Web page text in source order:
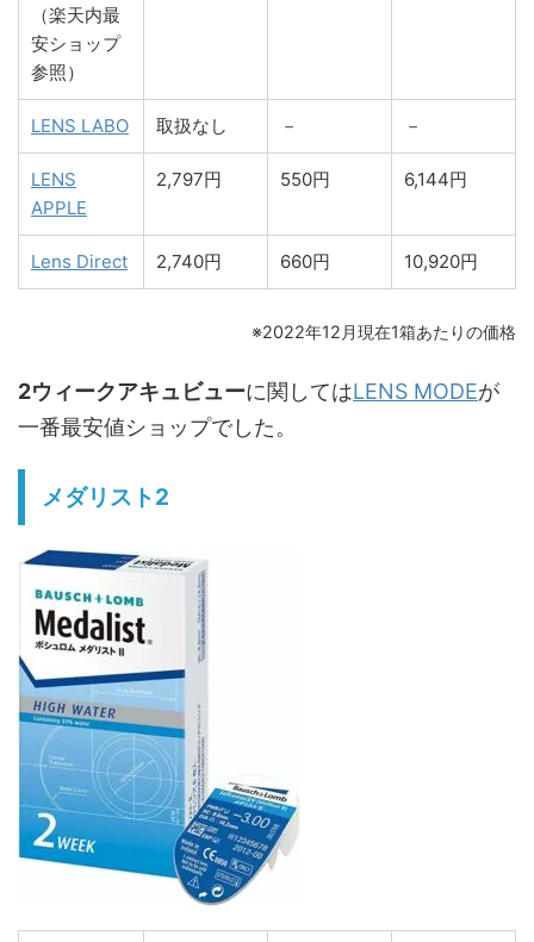
（楽天内最
安ショップ
参照）
LENS LABO 取扱なし － －
LENS
APPLE
2,797円 550円 6,144円
Lens Direct 2,740円 660円 10,920円
※2022年12月現在1箱あたりの価格
2ウィークアキュビューに関してはLENS MODEが
一番最安値ショップでした。
メダリスト2